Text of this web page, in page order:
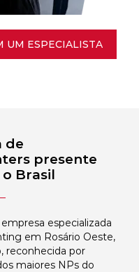
UM ESPECIALISTA
de
presente
Brasil
especializada
em Rosário Oeste,
reconhecida por
maiores NPs do